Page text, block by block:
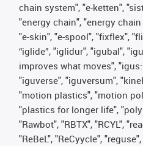
chain system", "e-ketten",
"energy chain", "energy
"e-skin", "e-spool", "fixflex",
“iglide”, "iglidur", "igubal",
improves what moves",
"iguverse", "iguversum",
"motion plastics", "motion
"plastics for longer life",
"Rawbot", "RBTX", "RCYL",
"ReBeL", "ReCyycle",